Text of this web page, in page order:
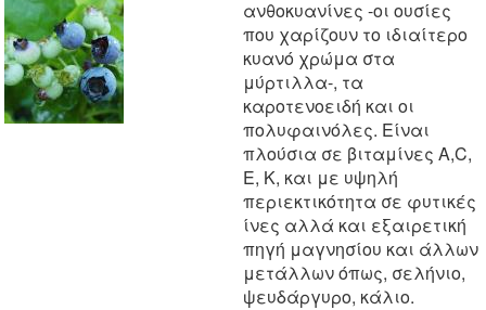
ανθοκυανίνες -οι ουσίες
που χαρίζουν το ιδιαίτερο
κυανό χρώμα στα
μύρτιλλα-, τα
καροτενοειδή και οι
πολυφαινόλες. Είναι
πλούσια σε βιταμίνες Α,C,
E, Κ, και με υψηλή
περιεκτικότητα σε φυτικές
ίνες αλλά και εξαιρετική
πηγή μαγνησίου και άλλων
μετάλλων όπως, σελήνιο,
ψευδάργυρο, κάλιο.